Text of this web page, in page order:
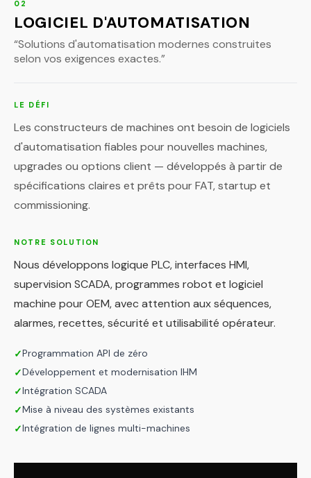
02
LOGICIEL D'AUTOMATISATION
“Solutions d'automatisation modernes construites
selon vos exigences exactes.”
LE DÉFI
Les constructeurs de machines ont besoin de logiciels
d'automatisation fiables pour nouvelles machines,
upgrades ou options client — développés à partir de
spécifications claires et prêts pour FAT, startup et
commissioning.
NOTRE SOLUTION
Nous développons logique PLC, interfaces HMI,
supervision SCADA, programmes robot et logiciel
machine pour OEM, avec attention aux séquences,
alarmes, recettes, sécurité et utilisabilité opérateur.
✓Programmation API de zéro
✓Développement et modernisation IHM
✓Intégration SCADA
✓Mise à niveau des systèmes existants
✓Intégration de lignes multi-machines